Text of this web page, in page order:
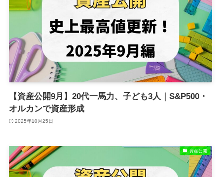
【資産公開9月】20代一馬力、子ども3人｜S&P500・
オルカンで資産形成
2025年10月25日
資産公開